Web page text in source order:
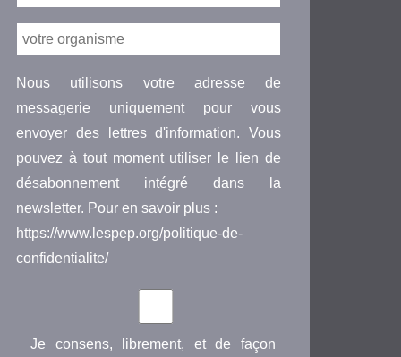
Nous utilisons votre adresse de
messagerie uniquement pour vous
envoyer des lettres d'information. Vous
pouvez à tout moment utiliser le lien de
désabonnement intégré dans la
newsletter. Pour en savoir plus :
https://www.lespep.org/politique-de-
confidentialite/
Je consens, librement, et de façon